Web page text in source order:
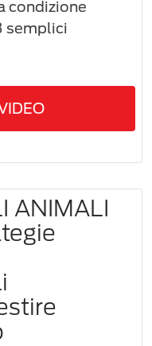
condizione
semplici
ANIMALI